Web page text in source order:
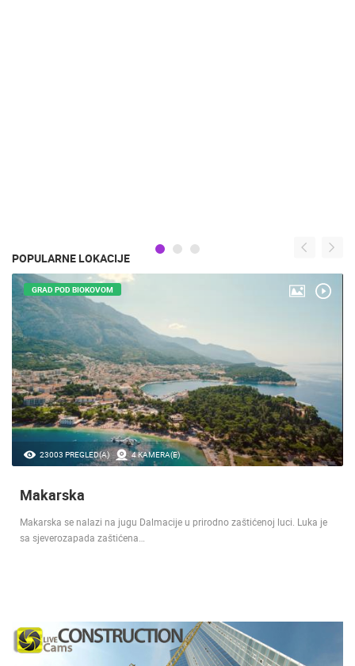
POPULARNE LOKACIJE
23003 PREGLED(A) 4 KAMERA(E)
GRAD POD BIOKOVOM
Makarska
Makarska se nalazi na jugu Dalmacije u prirodno zaštićenoj luci. Luka je
sa sjeverozapada zaštićena…